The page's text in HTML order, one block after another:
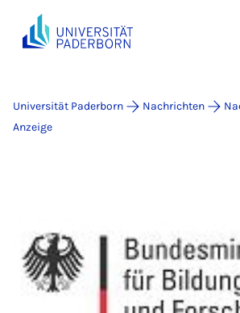
Universität Paderborn Nachrichten
Anzeige